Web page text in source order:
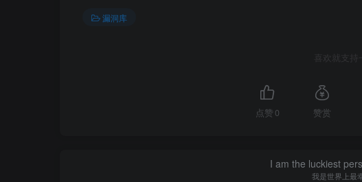
漏洞库
喜欢就支持
点赞 0 赞赏
I am the luckiest
我是世界上最